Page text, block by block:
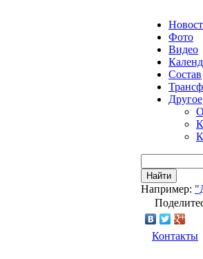
Фото
Видео
Состав
Другое
Найти
Например:
Контакты